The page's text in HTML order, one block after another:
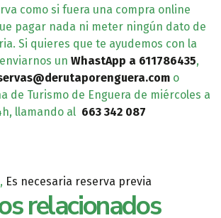
como si fuera una compra online
pagar nada ni meter ningún dato de
Si quieres que te ayudemos con la
un WhastApp a 611786435,
o
de Turismo de Enguera de miércoles a
llamando al 663 342 087
, Es necesaria reserva previa
relacionados